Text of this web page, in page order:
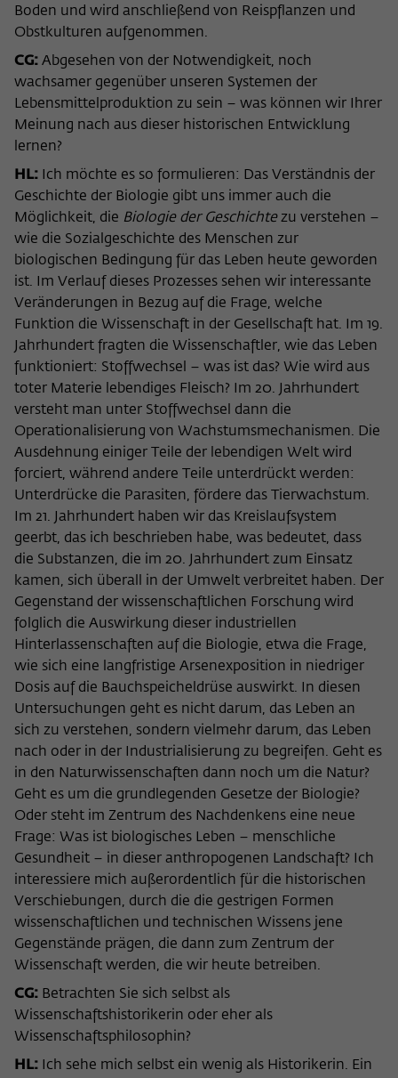
Boden und wird anschließend von Reispflanzen und
Obstkulturen aufgenommen.
CG: Abgesehen von der Notwendigkeit, noch
wachsamer gegenüber unseren Systemen der
Lebensmittelproduktion zu sein – was können wir Ihrer
Meinung nach aus dieser historischen Entwicklung
lernen?
HL: Ich möchte es so formulieren: Das Verständnis der
Geschichte der Biologie gibt uns immer auch die
Möglichkeit, die Biologie der Geschichtezu verstehen –
wie die Sozialgeschichte des Menschen zur
biologischen Bedingung für das Leben heute geworden
ist. Im Verlauf dieses Prozesses sehen wir interessante
Veränderungen in Bezug auf die Frage, welche
Funktion die Wissenschaft in der Gesellschaft hat. Im 19.
Jahrhundert fragten die Wissenschaftler, wie das Leben
funktioniert: Stoffwechsel – was ist das? Wie wird aus
toter Materie lebendiges Fleisch? Im 20. Jahrhundert
versteht man unter Stoffwechsel dann die
Operationalisierung von Wachstumsmechanismen. Die
Ausdehnung einiger Teile der lebendigen Welt wird
forciert, während andere Teile unterdrückt werden:
Unterdrücke die Parasiten, fördere das Tierwachstum.
Im 21. Jahrhundert haben wir das Kreislaufsystem
geerbt, das ich beschrieben habe, was bedeutet, dass
die Substanzen, die im 20. Jahrhundert zum Einsatz
kamen, sich überall in der Umwelt verbreitet haben. Der
Gegenstand der wissenschaftlichen Forschung wird
folglich die Auswirkung dieser industriellen
Hinterlassenschaften auf die Biologie, etwa die Frage,
wie sich eine langfristige Arsenexposition in niedriger
Dosis auf die Bauchspeicheldrüse auswirkt. In diesen
Untersuchungen geht es nicht darum, das Leben an
sich zu verstehen, sondern vielmehr darum, das Leben
nach oder in der Industrialisierung zu begreifen. Geht es
in den Naturwissenschaften dann noch um die Natur?
Geht es um die grundlegenden Gesetze der Biologie?
Oder steht im Zentrum des Nachdenkens eine neue
Frage: Was ist biologisches Leben – menschliche
Gesundheit – in dieser anthropogenen Landschaft? Ich
interessiere mich außerordentlich für die historischen
Verschiebungen, durch die die gestrigen Formen
wissenschaftlichen und technischen Wissens jene
Gegenstände prägen, die dann zum Zentrum der
Wissenschaft werden, die wir heute betreiben.
CG: Betrachten Sie sich selbst als
Wissenschaftshistorikerin oder eher als
Wissenschaftsphilosophin?
HL: Ich sehe mich selbst ein wenig als Historikerin. Ein